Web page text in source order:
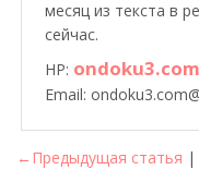
месяц из текста в
сейчас.
HP: ondoku3.com
Email:
←Предыдущая статья |